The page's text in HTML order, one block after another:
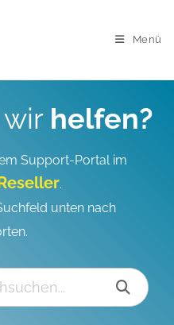
Menü
helfen?
Support-Portal im
.
unten nach